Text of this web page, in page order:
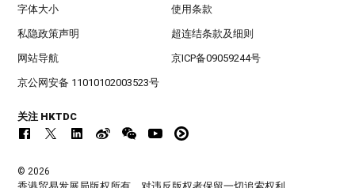
字体大小 使用条款
私隐政策声明 超连结条款及细则
网站导航 京ICP备09059244号
京公网安备 11010102003523号
关注 HKTDC
© 2026